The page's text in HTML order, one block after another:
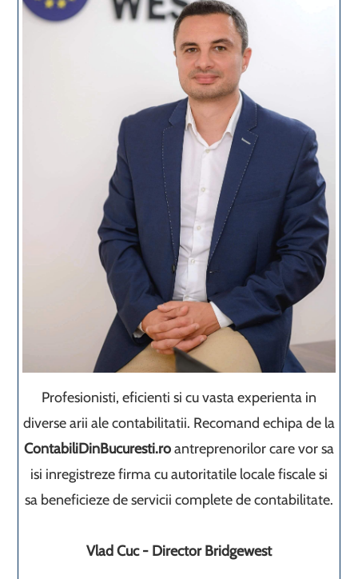
Profesionisti, eficienti si cu vasta experienta in
diverse arii ale contabilitatii. Recomand echipa de la
ContabiliDinBucuresti.roantreprenorilor care vor sa
isi inregistreze firma cu autoritatile locale fiscale si
sa beneficieze de servicii complete de contabilitate.
Vlad Cuc - Director Bridgewest